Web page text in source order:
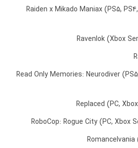
Raiden x Mikado Maniax (PS5,
Ravenlok (Xbox
Read Only Memories: Neurodiver
Replaced (PC,
RoboCop: Rogue City (PC, Xbox
Romancelvania